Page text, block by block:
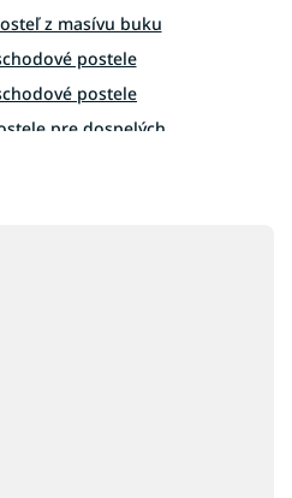
ý
p
i
s
u
z masívu buku
postele
postele
pre dospelých
140x200
postele 80x200
postele 70x140
postele 80x160